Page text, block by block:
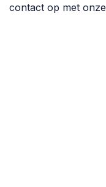
contact op met onze